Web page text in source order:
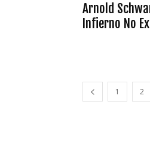
Arnold
Infierno No
1 2